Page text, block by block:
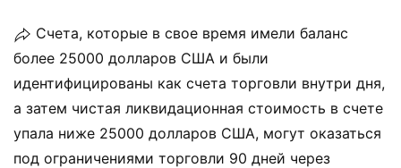
Счета, которые в свое время имели баланс
более 25000 долларов США и были
идентифицированы как счета торговли внутри дня,
а затем чистая ликвидационная стоимость в счете
упала ниже 25000 долларов США, могут оказаться
под ограничениями торговли 90 дней через